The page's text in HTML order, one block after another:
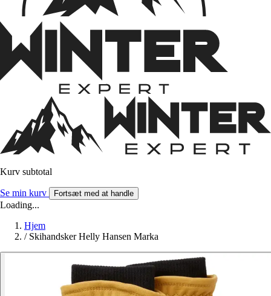
Kurv subtotal
Se min kurv Fortsæt med at handle
Loading...
Hjem
/ Skihandsker Helly Hansen Marka